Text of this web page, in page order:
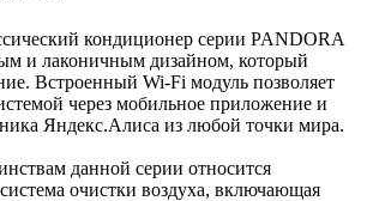
кондиционер серии PANDORA
и лаконичным дизайном, который
Встроенный Wi-Fi модуль позволяет
через мобильное приложение и
Яндекс.Алиса из любой точки мира.
данной серии относится
очистки воздуха, включающая